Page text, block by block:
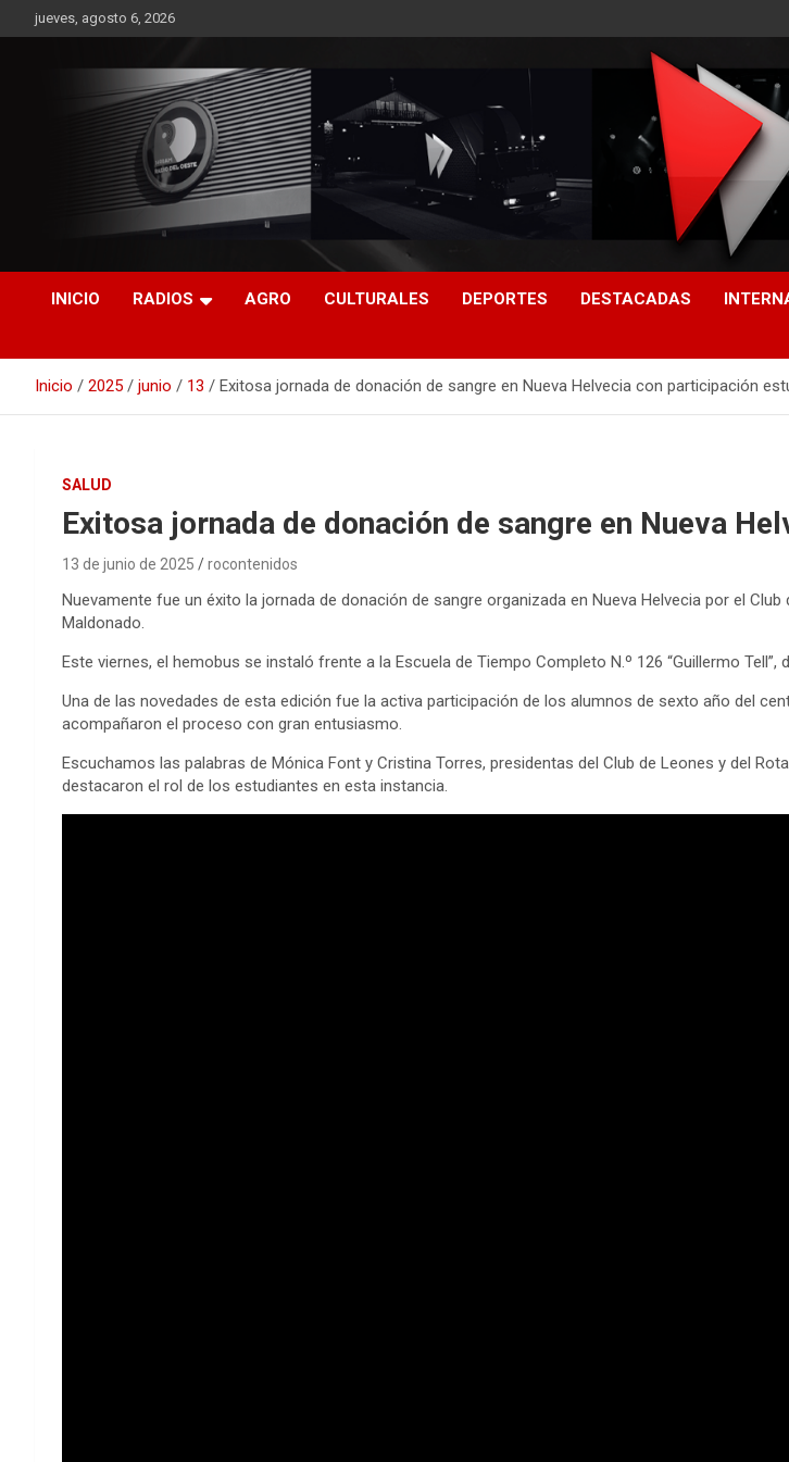
Saltar
al
jueves, agosto 6, 2026
RO CONTENIDOS
INICIO RADIOS AGRO CULTURALES DEPORTES DESTACADAS
Inicio 2025 junio 13 Exitosa jornada de donación de sangre en Nueva Helvecia con participación
SALUD
Exitosa jornada de donación de sangre en Nueva
13 de junio de 2025 rocontenidos
Nuevamente fue un éxito la jornada de donación de sangre organizada en Nueva Helvecia por el
Maldonado.
Este viernes, el hemobus se instaló frente a la Escuela de Tiempo Completo N.º 126 “Guillermo
Una de las novedades de esta edición fue la activa participación de los alumnos de sexto año del
acompañaron el proceso con gran entusiasmo.
Escuchamos las palabras de Mónica Font y Cristina Torres, presidentas del Club de Leones y del
destacaron el rol de los estudiantes en esta instancia.